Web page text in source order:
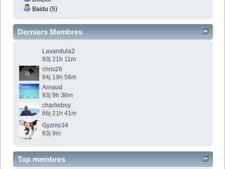
Baidu (5)
Derniers Membres
Lavandula2
93j 21h 11m
chris26
84j 19h 56m
Arnaud
83j 9h 36m
charlieboy
66j 21h 41m
Gyzmo34
63j 9m
Top membres